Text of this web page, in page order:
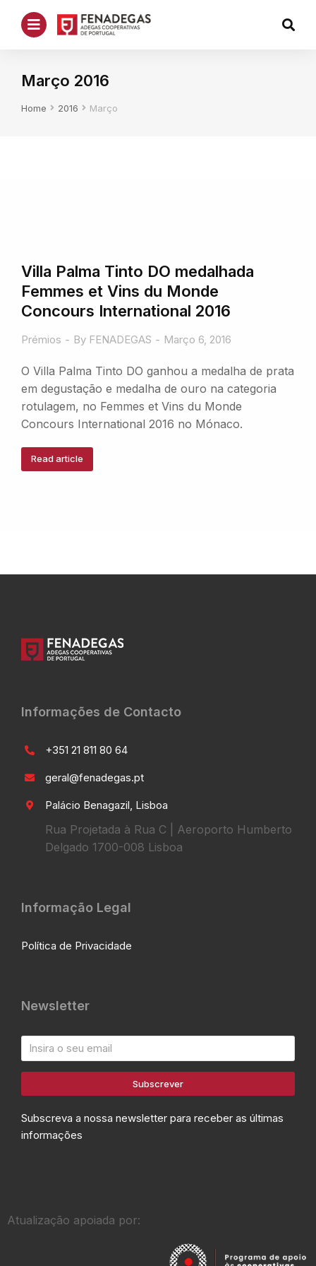
Março 2016
You are here:
Home 2016 Março
Villa Palma Tinto DO medalhada
Femmes et Vins du Monde
Concours International 2016
Prémios By FENADEGAS Março 6, 2016
O Villa Palma Tinto DO ganhou a medalha de prata
em degustação e medalha de ouro na categoria
rotulagem, no Femmes et Vins du Monde
Concours International 2016 no Mónaco.
Read article
Informações de Contacto
+351 21 811 80 64
geral@fenadegas.pt
Palácio Benagazil, Lisboa
Rua Projetada à Rua C | Aeroporto Humberto
Delgado 1700-008 Lisboa
Informação Legal
Política de Privacidade
Newsletter
Subscrever
Subscreva a nossa newsletter para receber as últimas
informações
Atualização apoiada por: